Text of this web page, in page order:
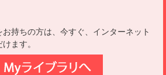
持ちの方は、今すぐ、インターネット
ます。